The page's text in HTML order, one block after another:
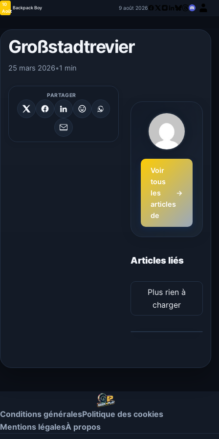
10
Août
Backpack Boy 9 août 2026
Großstadtrevier
25 mars 2026•1 min
PARTAGER
Voir
tous
les
articles
de
→
Articles liés
Plus rien à
charger
Conditions généralesPolitique des cookies
Mentions légalesÀ propos